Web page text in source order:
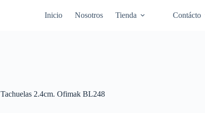
Inicio Nosotros Tienda Contácto
Tachuelas 2.4cm. Ofimak BL248